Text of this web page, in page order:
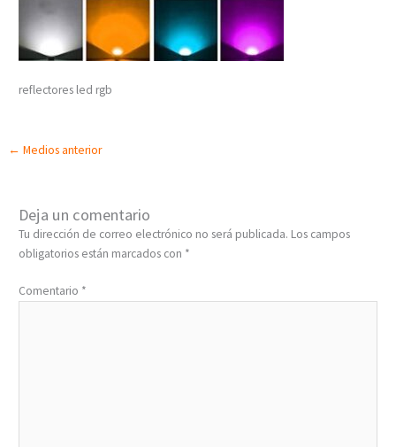
reflectores led rgb
← Medios anterior
Deja un comentario
Tu dirección de correo electrónico no será publicada. Los campos
obligatorios están marcados con *
Comentario *